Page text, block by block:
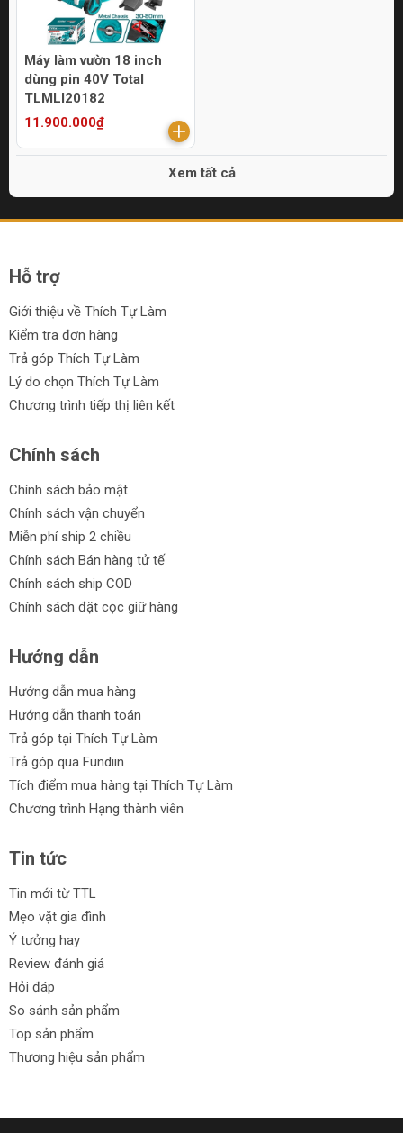
Máy làm vườn 18 inch
dùng pin 40V Total
TLMLI20182
11.900.000₫
Xem tất cả
Hỗ trợ
Giới thiệu về Thích Tự Làm
Kiểm tra đơn hàng
Trả góp Thích Tự Làm
Lý do chọn Thích Tự Làm
Chương trình tiếp thị liên kết
Chính sách
Chính sách bảo mật
Chính sách vận chuyển
Miễn phí ship 2 chiều
Chính sách Bán hàng tử tế
Chính sách ship COD
Chính sách đặt cọc giữ hàng
Hướng dẫn
Hướng dẫn mua hàng
Hướng dẫn thanh toán
Trả góp tại Thích Tự Làm
Trả góp qua Fundiin
Tích điểm mua hàng tại Thích Tự Làm
Chương trình Hạng thành viên
Tin tức
Tin mới từ TTL
Mẹo vặt gia đình
Ý tưởng hay
Review đánh giá
Hỏi đáp
So sánh sản phẩm
Top sản phẩm
Thương hiệu sản phẩm